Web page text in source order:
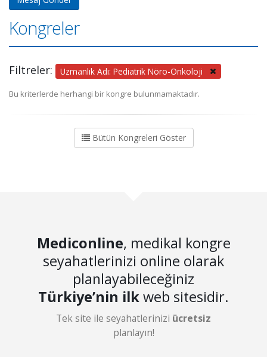
Kongreler
Filtreler: Uzmanlık Adı: Pediatrik Nöro-Onkoloji
Bu kriterlerde herhangi bir kongre bulunmamaktadır.
Bütün Kongreleri Göster
Mediconline, medikal kongre
seyahatlerinizi online olarak
planlayabileceğiniz
Türkiye’nin ilkweb sitesidir.
Tek site ile seyahatlerinizi ücretsiz
planlayın!